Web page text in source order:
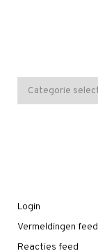
Login
Vermeldingen feed
Reacties feed